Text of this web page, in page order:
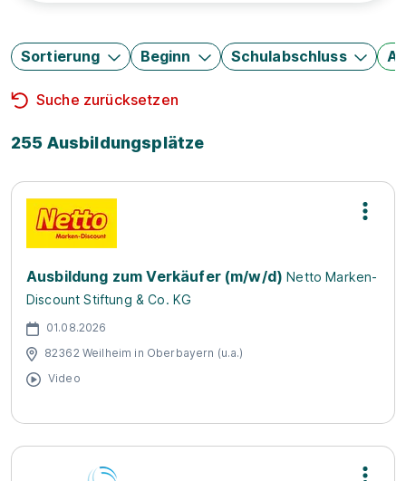
Sortierung Beginn Schulabschluss
Suche zurücksetzen
255 Ausbildungsplätze
Ausbildung zum Verkäufer (m/w/d) Netto Marken-
Discount Stiftung & Co. KG
01.08.2026
82362 Weilheim in Oberbayern (u.a.)
Video